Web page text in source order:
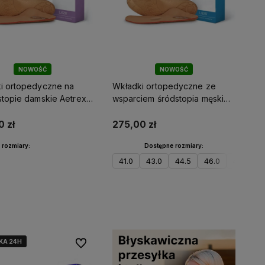
od
liczyć na
NOWOŚĆ
ortopedyczne na
damskie Aetrex
zł
rozmiary:
NOWOŚĆ
Wkładki ortopedyczne ze
wsparciem śródstopia męskie
275,00 zł
Dostępne rozmiary:
41.0 43.0 44.5 46.0
24H
24H
24H Do ulubionych